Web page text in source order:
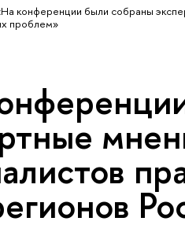
конференции были собраны
проблем»